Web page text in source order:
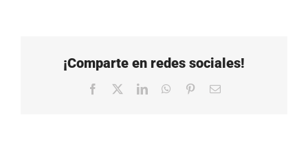
¡Comparte en redes sociales!
Facebook LinkedInWhatsApp
PinterestCorreo